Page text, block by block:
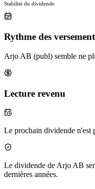
Stabilité du dividende
Rythme des
Arjo AB (publ) semble ne
Lecture revenu
Le prochain dividende n'est
Le dividende de Arjo AB
dernières années.